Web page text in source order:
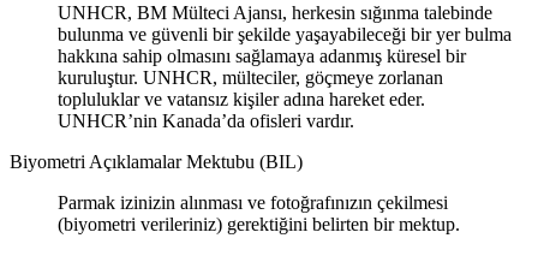
UNHCR, BM Mülteci Ajansı, herkesin sığınma talebinde
bulunma ve güvenli bir şekilde yaşayabileceği bir yer bulma
hakkına sahip olmasını sağlamaya adanmış küresel bir
kuruluştur. UNHCR, mülteciler, göçmeye zorlanan
topluluklar ve vatansız kişiler adına hareket eder.
UNHCR’nin Kanada’da ofisleri vardır.
Biyometri Açıklamalar Mektubu (BIL)
Parmak izinizin alınması ve fotoğrafınızın çekilmesi
(biyometri verileriniz) gerektiğini belirten bir mektup.